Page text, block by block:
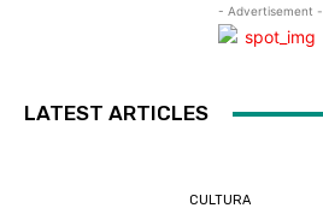
- Advertisement -
LATEST ARTICLES
CULTURA